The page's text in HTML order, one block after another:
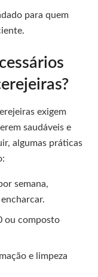
para quem
exigem
saudáveis e
algumas práticas
semana,
ou composto
e limpeza